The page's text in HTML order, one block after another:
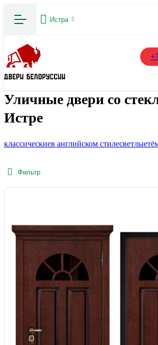
Истра
Уличные двери со
Истре
классическиев английском стилесветлые
Фильтр